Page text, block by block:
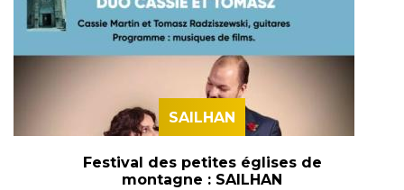
SAILHAN
Festival des petites églises de
montagne : SAILHAN